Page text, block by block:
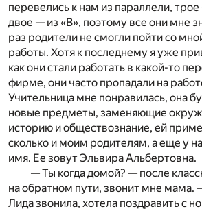
перевелись к нам из параллели, трое
двое — из «В», поэтому все они мне
раз родители не смогли пойти со
работы. Хотя к последнему я уже
как они стали работать в какой-то
фирме, они часто пропадали на
Учительница мне понравилась, она
новые предметы, заменяющие
историю и обществознание, ей
сколько и моим родителям, а еще у
имя. Ее зовут Эльвира Альбертовна.
— Ты когда домой? — после
на обратном пути, звонит мне мама.
Лида звонила, хотела поздравить с